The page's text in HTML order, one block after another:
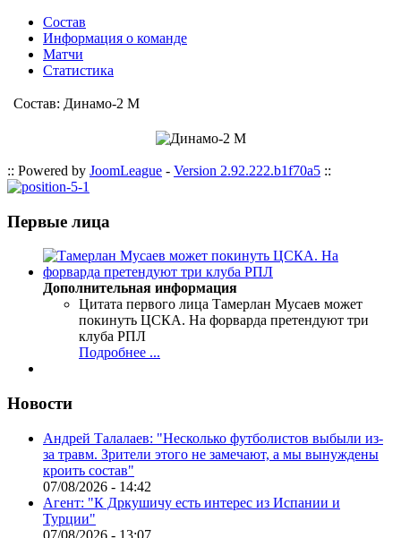
Состав
Информация о команде
Матчи
Статистика
Состав: Динамо-2 М
:: Powered by JoomLeague - Version 2.92.222.b1f70a5 ::
Первые лица
Дополнительная информация
Цитата первого лица Тамерлан Мусаев может
покинуть ЦСКА. На форварда претендуют три
клуба РПЛ
Подробнее ...
Новости
Андрей Талалаев: "Несколько футболистов выбыли из-
за травм. Зрители этого не замечают, а мы вынуждены
кроить состав"
07/08/2026 - 14:42
Агент: "К Дркушичу есть интерес из Испании и
Турции"
07/08/2026 - 13:07